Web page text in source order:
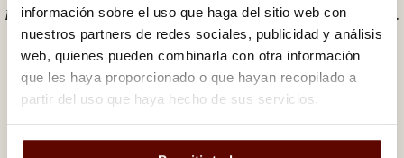
información sobre el uso que haga del sitio web con
nuestros partners de redes sociales, publicidad y análisis
web, quienes pueden combinarla con otra información
que les haya proporcionado o que hayan recopilado a
partir del uso que haya hecho de sus servicios.
Desde 1994 elaborando Jamones y Embutidos de Calidad.
- Comprometidos con la calidad del producto.
-Entrega en 24 – 48 horasen Peninsula.
-Somos Ganaderos.Realizamos el proceso completo de
principio a fin.